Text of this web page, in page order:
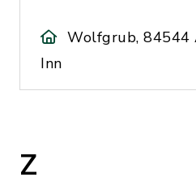
Wolfgrub, 84544
Inn
Z